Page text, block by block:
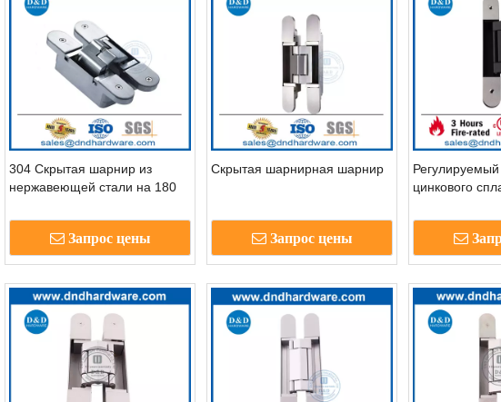
304 Скрытая шарнир из
нержавеющей стали на 180
деревянной двери-ддх012
Запрос цены
Скрытая шарнирная шарнир
Запрос цены
цинкового